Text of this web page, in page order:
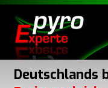
Deutschlands